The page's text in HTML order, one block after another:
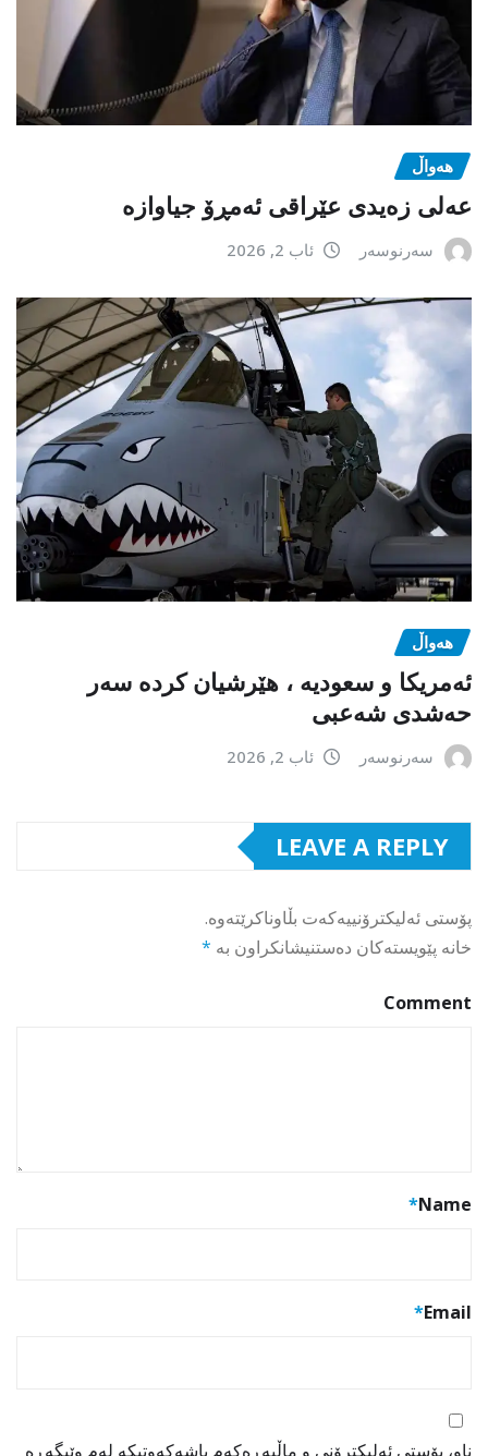
هەواڵ
عەلی زەیدی عێراقی ئەمڕۆ جیاوازە
سەرنوسەر ئاب 2, 2026
هەواڵ
ئەمریکا و سعودیە ، هێرشیان کردە سەر
حەشدی شەعبی
سەرنوسەر ئاب 2, 2026
LEAVE A REPLY
پۆستی ئەلیکترۆنییەکەت بڵاوناکرێتەوە.
خانە پێویستەکان دەستنیشانکراون بە *
Comment
Name
*
Email
*
ناو، پۆستی ئەلیکترۆنی و ماڵپەڕەکەم پاشەکەوتبکە لەم وێبگەڕە